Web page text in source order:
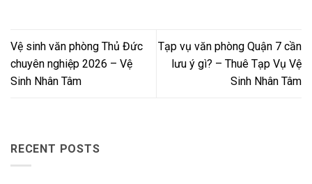
Vệ sinh văn phòng Thủ Đức
chuyên nghiệp 2026 – Vệ
Sinh Nhân Tâm
Tạp vụ văn phòng Quận 7 cần
lưu ý gì? – Thuê Tạp Vụ Vệ
Sinh Nhân Tâm
RECENT POSTS